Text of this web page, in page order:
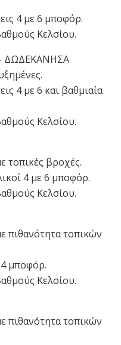
4 με 6 μποφόρ.
Κελσίου.
ΔΩΔΕΚΑΝΗΣΑ
4 με 6 και βαθμιαία
Κελσίου.
τοπικές βροχές.
4 με 6 μποφόρ.
Κελσίου.
πιθανότητα τοπικών
4 μποφόρ.
Κελσίου.
πιθανότητα τοπικών